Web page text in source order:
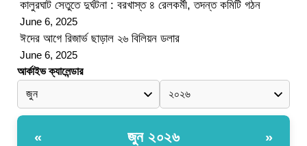
কালুরঘাট সেতুতে দুর্ঘটনা : বরখাস্ত ৪ রেলকর্মী, তদন্ত কমিটি গঠন
June 6, 2025
ঈদের আগে রিজার্ভ ছাড়াল ২৬ বিলিয়ন ডলার
June 6, 2025
আর্কাইভ ক্যালেন্ডার
« জুন ২০২৬ »